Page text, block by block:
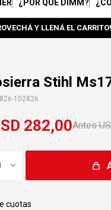
¿POR QUÉ DIMM?
Y LLENÁ EL CARRITO!
Stihl
102826
282,00
cuotas